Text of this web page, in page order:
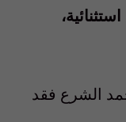
الشرع فقد